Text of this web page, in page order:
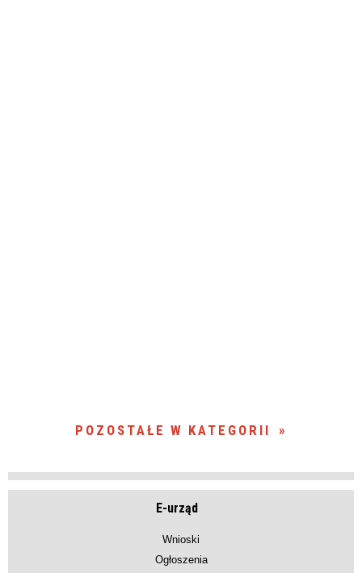
POZOSTAŁE W KATEGORII
E-urząd
Wnioski
Ogłoszenia